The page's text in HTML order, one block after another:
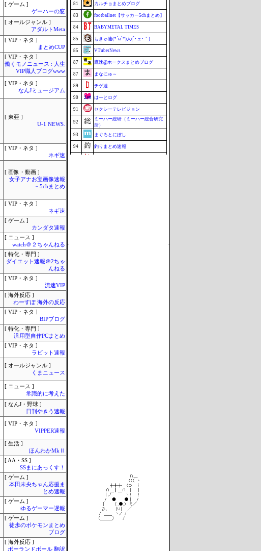
[ ゲーム ]
ゲーハーの窓
[ オールジャンル ]
アダルトMeta
[ VIP・ネタ ]
まとめCUP
[ VIP・ネタ ]
働くモノニュース : 人生
VIP職人ブログwww
[ VIP・ネタ ]
なんJミュージアム
[ 東亜 ]
U-1 NEWS.
[ VIP・ネタ ]
ネギ速
[ 画像・動画 ]
女子アナお宝画像速報
－5chまとめ
[ VIP・ネタ ]
ネギ速
[ ゲーム ]
カンダタ速報
[ ニュース ]
watch＠２ちゃんねる
[ 特化・専門 ]
ダイエット速報＠2ちゃ
んねる
[ VIP・ネタ ]
流速VIP
[ 海外反応 ]
わーすぽ 海外の反応
[ VIP・ネタ ]
BIPブログ
[ 特化・専門 ]
汎用型自作PCまとめ
[ VIP・ネタ ]
ラビット速報
[ オールジャンル ]
くまニュース
[ ニュース ]
常識的に考えた
[ なんJ・野球 ]
日刊やきう速報
[ VIP・ネタ ]
VIPPER速報
[ 生活 ]
ほんわかMkⅡ
[ AA・SS ]
SSまにあっくす！
[ ゲーム ]
本田未央ちゃん応援ま
とめ速報
[ ゲーム ]
ゆるゲーマー遅報
[ ゲーム ]
徒歩のポケモンまとめ
ブログ
[ 海外反応 ]
ポーランドボール 翻訳
81 カルチョまとめブログ
83 footballnet【サッカー5chまとめ】
84 BABYMETAL TIMES
85 もきゅ速(*´ω`*)人(´･ェ･｀)
85 VTuberNews
87 鷹速@ホークスまとめブログ
87 まなにゅ～
89 チゲ速
90 はーとログ
91 セクシーテレビジョン
92
ミーハー総研（ミーハー総合研究
所）
93
まぐろとにぼし
94 釣りまとめ速報